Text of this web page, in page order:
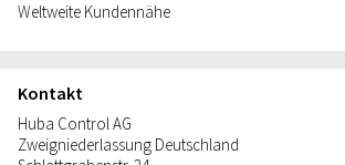
Weltweite Kundennähe
Kontakt
Huba Control AG
Zweigniederlassung Deutschland